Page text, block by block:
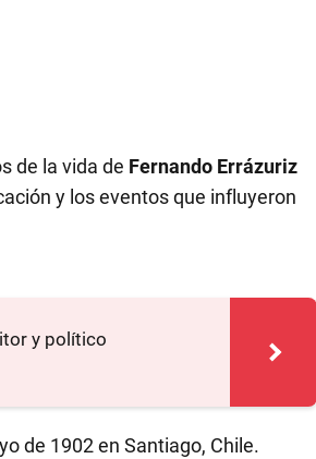
de la vida de Fernando Errázuriz
y los eventos que influyeron
y político
de 1902 en Santiago, Chile.